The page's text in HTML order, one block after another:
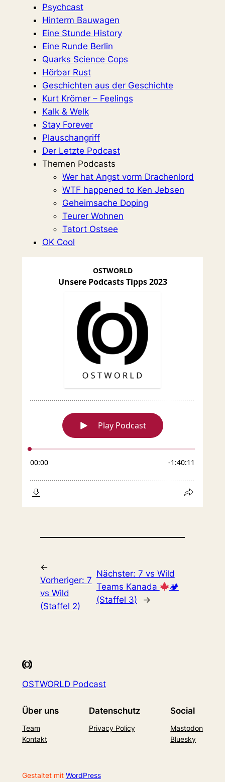
Psychcast
Hinterm Bauwagen
Eine Stunde History
Eine Runde Berlin
Quarks Science Cops
Hörbar Rust
Geschichten aus der Geschichte
Kurt Krömer – Feelings
Kalk & Welk
Stay Forever
Plauschangriff
Der Letzte Podcast
Themen Podcasts
Wer hat Angst vorm Drachenlord
WTF happened to Ken Jebsen
Geheimsache Doping
Teurer Wohnen
Tatort Ostsee
OK Cool
←
Vorheriger: 7
vs Wild
(Staffel 2)
Nächster: 7 vs Wild
Teams Kanada
🏕
(Staffel 3)
→
OSTWORLD Podcast
Über uns
Team
Kontakt
Datenschutz
Privacy Policy
Social
Mastodon
Bluesky
Gestaltet mit WordPress